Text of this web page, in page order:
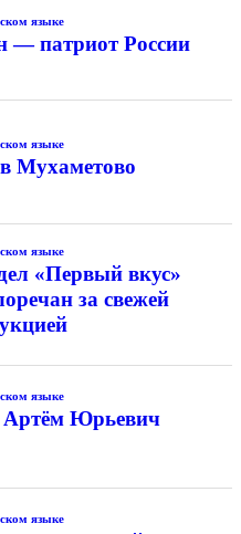
языке
— патриот России
языке
Мухаметово
языке
«Первый вкус»
за свежей
языке
Юрьевич
языке